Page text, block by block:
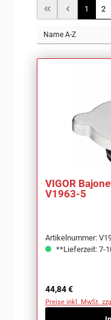
Seite
1 2
VIGOR
V1963-5
Artikelnummer:
**Lieferzeit: 7-
Regulärer Preis:
44,84 €
Preise inkl. MwSt.